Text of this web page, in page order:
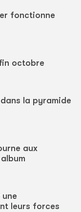
fonctionne
octobre
la pyramide
aux
leurs forces